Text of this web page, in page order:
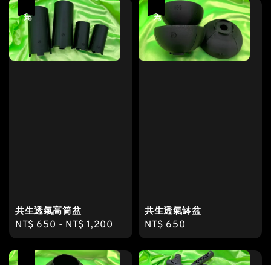
共生透氣高筒盆
Regular
price
NT$ 650 - NT$ 1,200
共生透氣缽盆
Regular
price
NT$ 650